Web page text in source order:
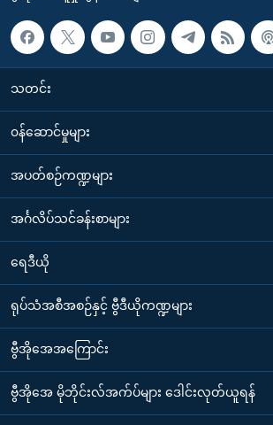
သတင်း
၀န်ဆောင်မှုများ
အပတ်စဉ်ကဏ္ဍများ
အင်္ဂလိပ်သင်ခန်းစာများ
ရေဒီယို
ရုပ်သံအစီအစဉ်နှင့် ဗွီဒီယိုကဏ္ဍများ
ဗွီအိုအေအကြောင်း
ဗွီအိုအေ မိုဘိုင်းလ်အက်ပ်များ ဒေါင်းလုတ်ယူရန်